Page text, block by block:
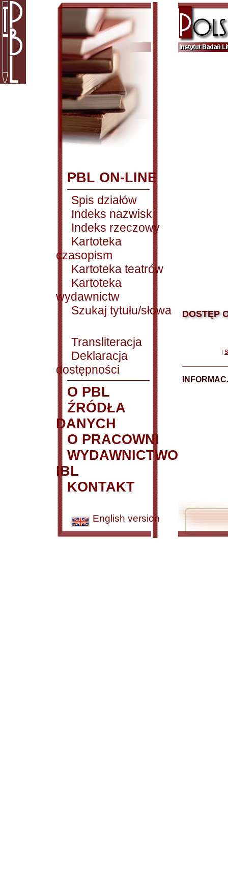
PBL ON-LINE
Spis działów
Indeks nazwisk
Indeks rzeczowy
Kartoteka
czasopism
Kartoteka teatrów
Kartoteka
wydawnictw
Szukaj tytułu/słowa
Transliteracja
Deklaracja
dostępności
O PBL
ŹRÓDŁA
DANYCH
O PRACOWNI
WYDAWNICTWO
IBL
KONTAKT
English version
DOSTĘP
|